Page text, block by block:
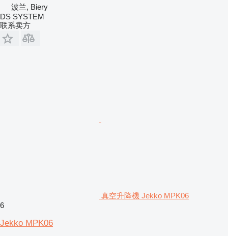
波兰, Biery
DS SYSTEM
联系卖方
真空升降機 Jekko MPK06
6
Jekko MPK06